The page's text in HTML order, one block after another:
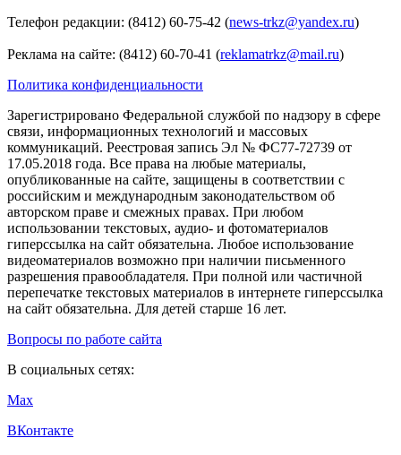
Телефон редакции: (8412) 60-75-42 (news-trkz@yandex.ru)
Реклама на сайте: (8412) 60-70-41 (reklamatrkz@mail.ru)
Политика конфиденциальности
Зарегистрировано Федеральной службой по надзору в сфере
связи, информационных технологий и массовых
коммуникаций. Реестровая запись Эл № ФС77-72739 от
17.05.2018 года. Все права на любые материалы,
опубликованные на сайте, защищены в соответствии с
российским и международным законодательством об
авторском праве и смежных правах. При любом
использовании текстовых, аудио- и фотоматериалов
гиперссылка на сайт обязательна. Любое использование
видеоматериалов возможно при наличии письменного
разрешения правообладателя. При полной или частичной
перепечатке текстовых материалов в интернете гиперссылка
на сайт обязательна. Для детей старше 16 лет.
Вопросы по работе сайта
В социальных сетях:
Max
ВКонтакте